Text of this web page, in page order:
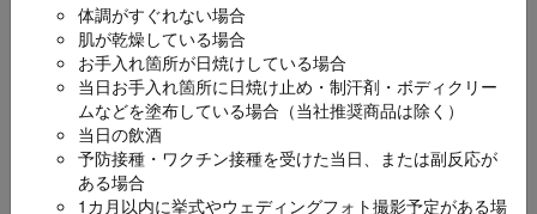
体調がすぐれない場合
肌が乾燥している場合
お手入れ箇所が日焼けしている場合
当日お手入れ箇所に日焼け止め・制汗剤・ボディクリー
ムなどを塗布している場合（当社推奨商品は除く）
当日の飲酒
予防接種・ワクチン接種を受けた当日、または副反応が
ある場合
1カ月以内に挙式やウェディングフォト撮影予定がある場
必須 お名前